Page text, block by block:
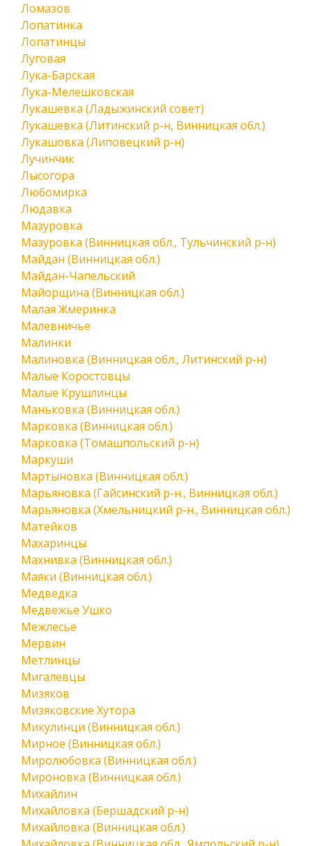
Ломазов
Лопатинка
Лопатинцы
Луговая
Лука-Барская
Лука-Мелешковская
Лукашевка (Ладыжинский совет)
Лукашевка (Литинский р-н, Винницкая обл.)
Лукашовка (Липовецкий р-н)
Лучинчик
Лысогора
Любомирка
Людавка
Мазуровка
Мазуровка (Винницкая обл., Тульчинский р-н)
Майдан (Винницкая обл.)
Майдан-Чапельский
Майорщина (Винницкая обл.)
Малая Жмеринка
Малевничье
Малинки
Малиновка (Винницкая обл., Литинский р-н)
Малые Коростовцы
Малые Крушлинцы
Маньковка (Винницкая обл.)
Марковка (Винницкая обл.)
Марковка (Томашпольский р-н)
Маркуши
Мартыновка (Винницкая обл.)
Марьяновка (Гайсинский р-н., Винницкая обл.)
Марьяновка (Хмельницкий р-н., Винницкая обл.)
Матейков
Махаринцы
Махнивка (Винницкая обл.)
Маяки (Винницкая обл.)
Медведка
Медвежье Ушко
Межлесье
Мервин
Метлинцы
Мигалевцы
Мизяков
Мизяковские Хутора
Микулинци (Винницкая обл.)
Мирное (Винницкая обл.)
Миролюбовка (Винницкая обл.)
Мироновка (Винницкая обл.)
Михайлин
Михайловка (Бершадский р-н)
Михайловка (Винницкая обл.)